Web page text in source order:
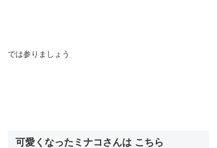
では参りましょう
可愛くなったミナコさんは こちら